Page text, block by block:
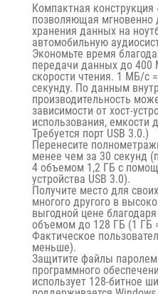
Компактная
позволяющая мгновенно
хранения данных на
автомобильную
Экономьте время
передачи данных до 400
скорости чтения. 1 МБ/с
секунду. По данным
производительность
зависимости от хост-
использования, емкости
Требуется порт USB 3.0.)
Перенесите
менее чем за 30 секунд
4 объемом 1,2 ГБ с
устройства USB 3.0).
Получите место для
многого другого в
выгодной цене
объемом до 128 ГБ (1 ГБ
Фактическое
меньше).
Защитите файлы
программного
использует 128-битное